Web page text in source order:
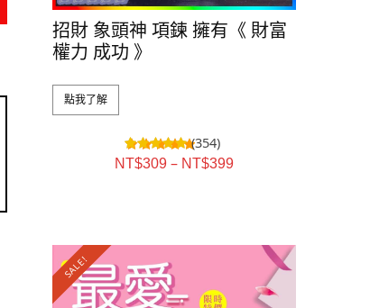
招財 象頭神 項鍊 擁有《 財富
權力 成功 》
點我了解
(354)
NT$309 – NT$399
SALE!